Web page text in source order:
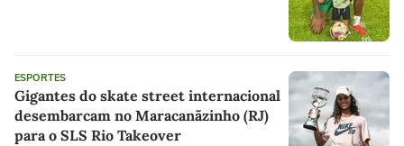
ESPORTES
Gigantes do skate street internacional
desembarcam no Maracanãzinho (RJ)
para o SLS Rio Takeover